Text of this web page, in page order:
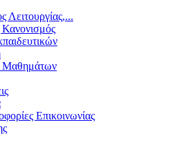
Λειτουργίας,...
Επικοινωνίας